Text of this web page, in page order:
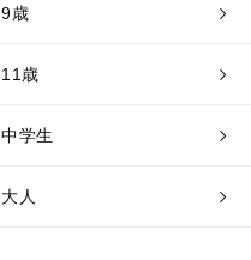
9歳
11歳
中学生
大人